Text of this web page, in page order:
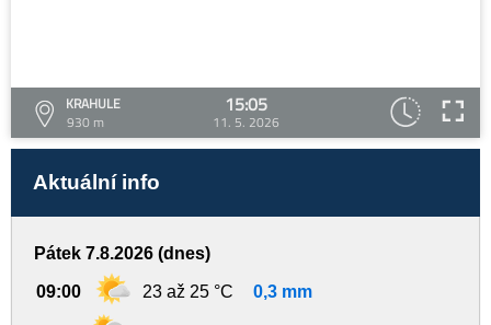
KRAHULE
930 m
15:05
11. 5. 2026
Aktuální info
Pátek 7.8.2026 (dnes)
09:00 23 až 25 °C 0,3 mm